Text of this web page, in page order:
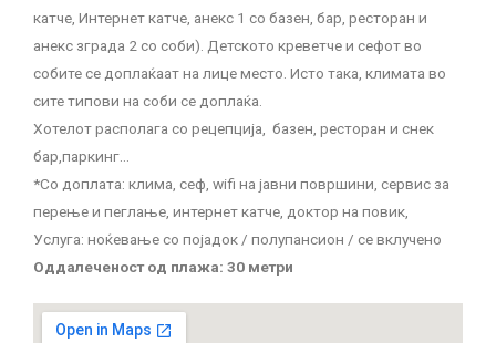
катче, Интернет катче, анекс 1 со базен, бар, ресторан и
анекс зграда 2 со соби). Детското креветче и сефот во
собите се доплаќаат на лице место. Исто така, климата во
сите типови на соби се доплаќа.
Хотелот располага со рецепција, базен, ресторан и снек
бар,паркинг…
*Со доплата: клима, сеф, wifi на јавни површини, сервис за
перење и пеглање, интернет катче, доктор на повик,
Услуга: ноќевање со појадок / полупансион / се вклучено
Оддалеченост од плажа: 30 метри